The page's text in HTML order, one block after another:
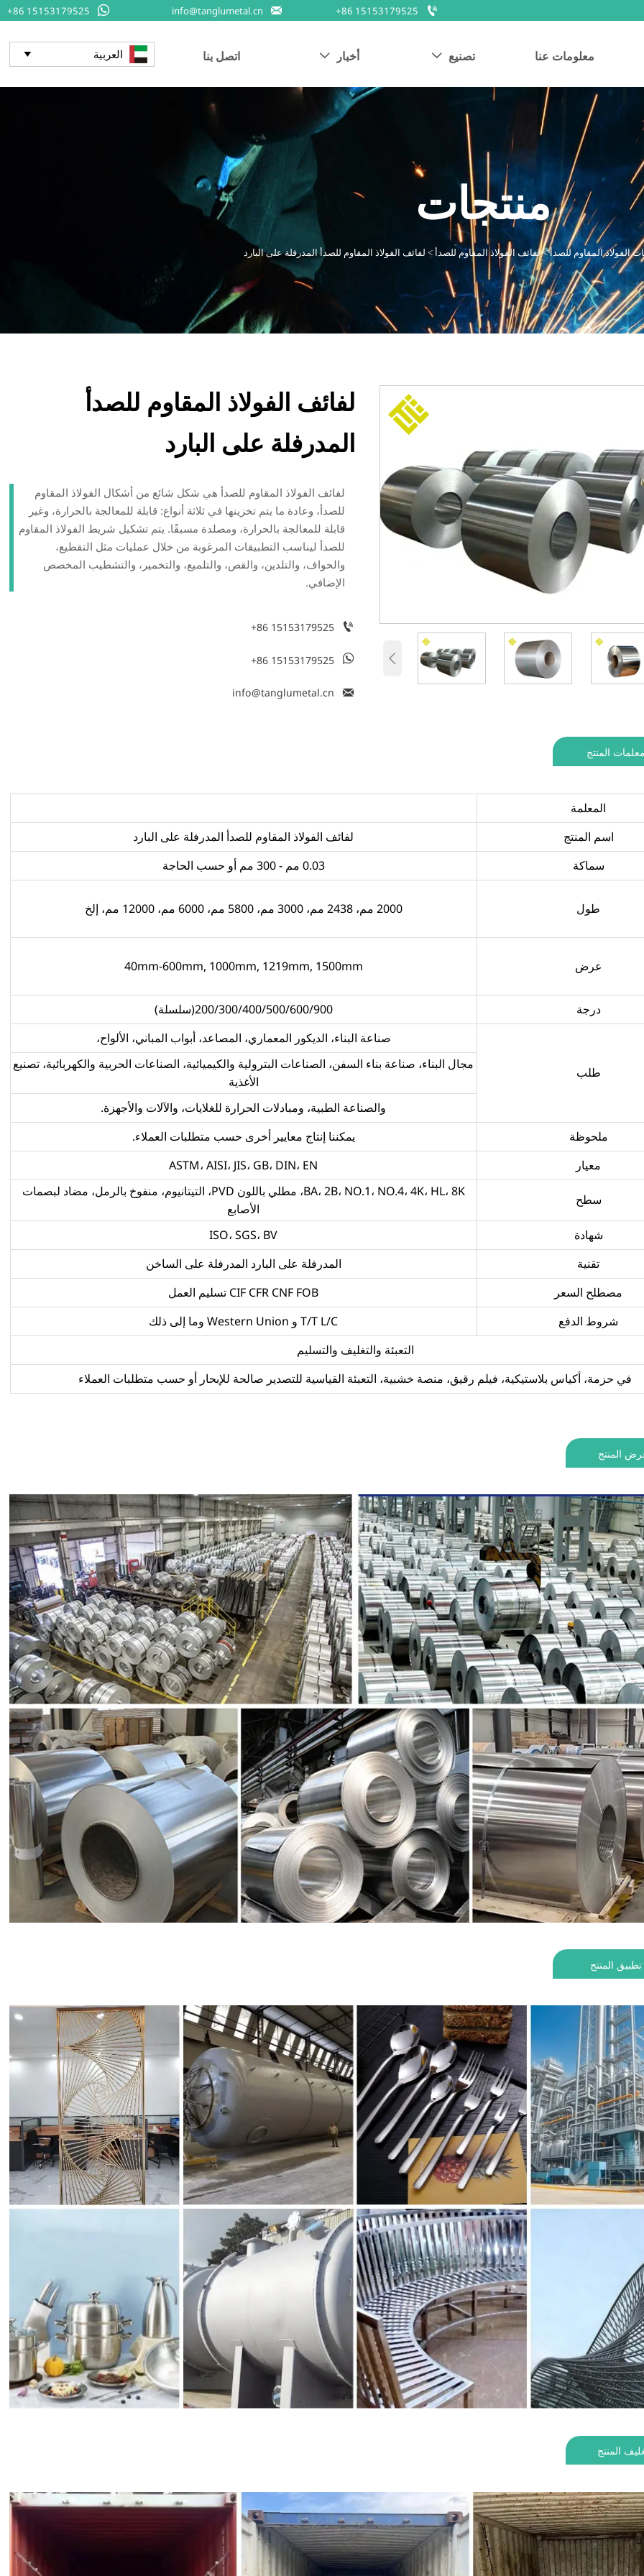

+86 15153179525

info@tanglumetal.cn

+86 15153179525
معلومات عنا تصنيع  أخبار  اتصل بنا العربية 
منتجات
الفولاذ المقاوم للصدأ>لفائف الفولاذ المقاوم للصدأ > لفائف الفولاذ المقاوم للصدأ المدرفلة على البارد

لفائف الفولاذ المقاوم للصدأ
المدرفلة على البارد
لفائف الفولاذ المقاوم للصدأ هي شكل شائع من أشكال الفولاذ المقاوم
للصدأ، وعادة ما يتم تخزينها في ثلاثة أنواع: قابلة للمعالجة بالحرارة، وغير
قابلة للمعالجة بالحرارة، ومصلدة مسبقًا. يتم تشكيل شريط الفولاذ المقاوم
للصدأ ليناسب التطبيقات المرغوبة من خلال عمليات مثل التقطيع،
والحواف، والتلدين، والقص، والتلميع، والتخمير، والتشطيب المخصص
الإضافي.

+86 15153179525

+86 15153179525

info@tanglumetal.cn
المنتج
المعلمة
اسم المنتج
لفائف الفولاذ المقاوم للصدأ المدرفلة على البارد
سماكة
0.03 مم - 300 مم أو حسب الحاجة
طول 2000 مم، 2438 مم، 3000 مم، 5800 مم، 6000 مم، 12000 مم، إلخ
عرض 40mm-600mm, 1000mm, 1219mm, 1500mm
درجة 200/300/400/500/600/900(سلسلة)
طلب
صناعة البناء، الديكور المعماري، المصاعد، أبواب المباني، الألواح،
مجال البناء، صناعة بناء السفن، الصناعات البترولية والكيميائية، الصناعات الحربية والكهربائية، تصنيع
الأغذية
والصناعة الطبية، ومبادلات الحرارة للغلايات، والآلات والأجهزة.
ملحوظة
يمكننا إنتاج معايير أخرى حسب متطلبات العملاء.
معيار
ASTM، AISI، JIS، GB، DIN، EN
سطح
BA، 2B، NO.1، NO.4، 4K، HL، 8K، مطلي باللون PVD، التيتانيوم، منفوخ بالرمل، مضاد لبصمات
الأصابع
شهادة
ISO، SGS، BV
تقنية
المدرفلة على البارد المدرفلة على الساخن
مصطلح السعر
CIF CFR CNF FOB تسليم العمل
شروط الدفع
T/T L/C و Western Union وما إلى ذلك
التعبئة والتغليف والتسليم
في حزمة، أكياس بلاستيكية، فيلم رقيق، منصة خشبية، التعبئة القياسية للتصدير صالحة للإبحار أو حسب متطلبات العملاء
المنتج
تطبيق المنتج
المنتج